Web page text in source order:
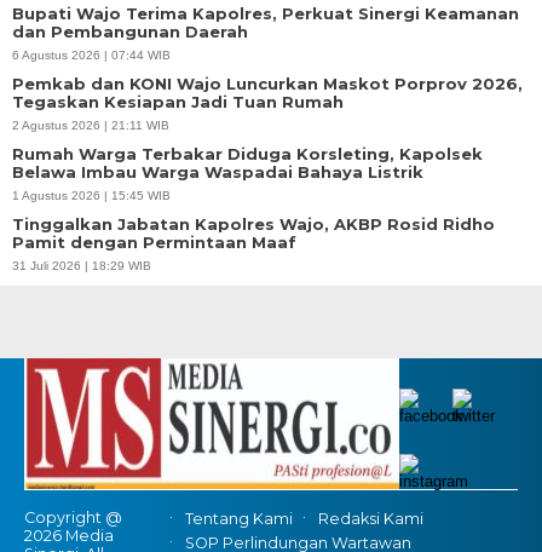
Bupati Wajo Terima Kapolres, Perkuat Sinergi Keamanan
dan Pembangunan Daerah
6 Agustus 2026 | 07:44 WIB
Pemkab dan KONI Wajo Luncurkan Maskot Porprov 2026,
Tegaskan Kesiapan Jadi Tuan Rumah
2 Agustus 2026 | 21:11 WIB
Rumah Warga Terbakar Diduga Korsleting, Kapolsek
Belawa Imbau Warga Waspadai Bahaya Listrik
1 Agustus 2026 | 15:45 WIB
Tinggalkan Jabatan Kapolres Wajo, AKBP Rosid Ridho
Pamit dengan Permintaan Maaf
31 Juli 2026 | 18:29 WIB
Copyright @
2026 Media
Tentang Kami
Redaksi Kami
SOP Perlindungan Wartawan